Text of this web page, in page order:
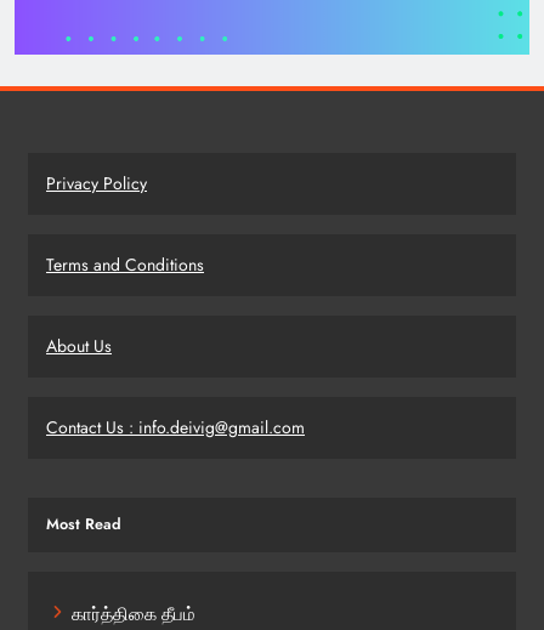
Privacy Policy
Terms and Conditions
About Us
Contact Us : info.deivig@gmail.com
Most Read
கார்த்திகை தீபம்